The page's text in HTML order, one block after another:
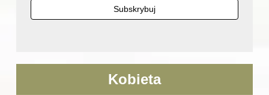
Kobieta